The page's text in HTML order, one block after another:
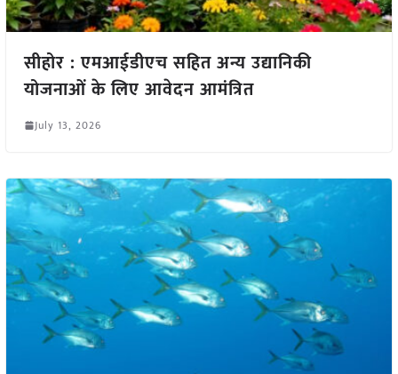
सीहोर : एमआईडीएच सहित अन्य उद्यानिकी
योजनाओं के लिए आवेदन आमंत्रित
July 13, 2026